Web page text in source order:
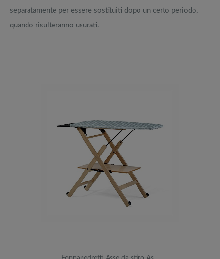
separatamente per essere sostituiti dopo un certo periodo,
quando risulteranno usurati.